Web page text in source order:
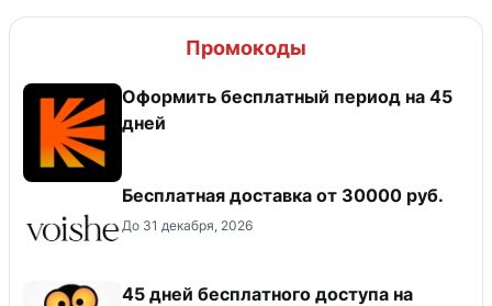
Промокоды
Оформить бесплатный период на 45
дней
Бесплатная доставка от 30000 руб.
До 31 декабря, 2026
45 дней бесплатного доступа на